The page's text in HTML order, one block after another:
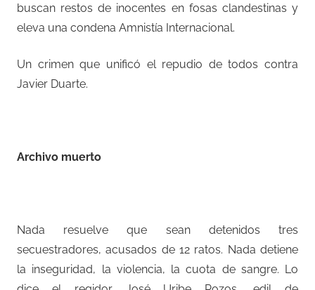
buscan restos de inocentes en fosas clandestinas y
eleva una condena Amnistía Internacional.
Un crimen que unificó el repudio de todos contra
Javier Duarte.
Archivo muerto
Nada resuelve que sean detenidos tres
secuestradores, acusados de 12 ratos. Nada detiene
la inseguridad, la violencia, la cuota de sangre. Lo